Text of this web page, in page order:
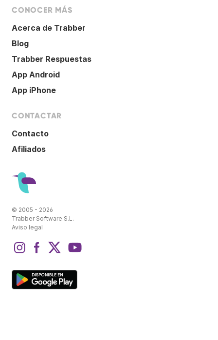
CONOCER MÁS
Acerca de Trabber
Blog
Trabber Respuestas
App Android
App iPhone
CONTACTAR
Contacto
Afiliados
© 2005 - 2026
Trabber Software S.L.
Aviso legal